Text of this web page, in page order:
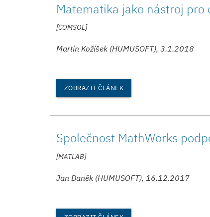
Matematika jako nástroj pro
[COMSOL]
Martin Kožíšek (HUMUSOFT), 3.1.2018
ZOBRAZIT ČLÁNEK
Společnost MathWorks
[MATLAB]
Jan Daněk (HUMUSOFT), 16.12.2017